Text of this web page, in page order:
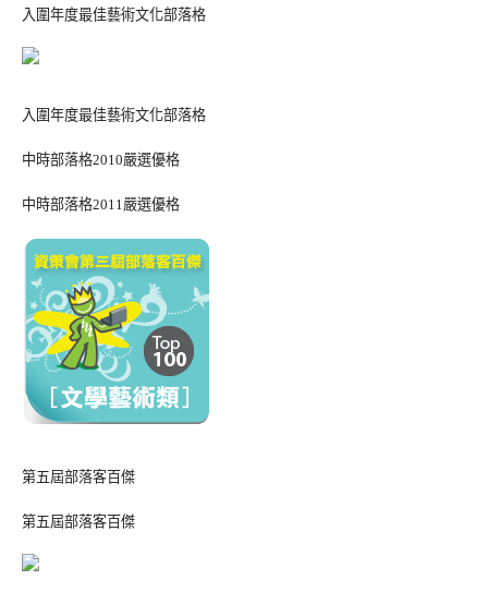
入圍年度最佳藝術文化部落格
入圍年度最佳藝術文化部落格
中時部落格2010嚴選優格
中時部落格2011嚴選優格
第五屆部落客百傑
第五屆部落客百傑